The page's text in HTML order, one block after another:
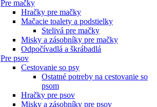
Pre mačky
Hračky pre mačky
Mačacie toalety a podstielky
Stelivá pre mačky
Misky a zásobníky pre mačky
Odpočívadlá a škrábadlá
Pre psov
Cestovanie so psy
Ostatné potreby na cestovanie so
psom
Hračky pre psov
Misky a zásobníky pre psov